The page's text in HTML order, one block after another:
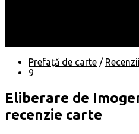
Prefață de carte / Recenzii
9
Eliberare de
recenzie carte